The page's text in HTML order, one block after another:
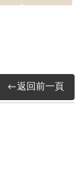
返回前一頁